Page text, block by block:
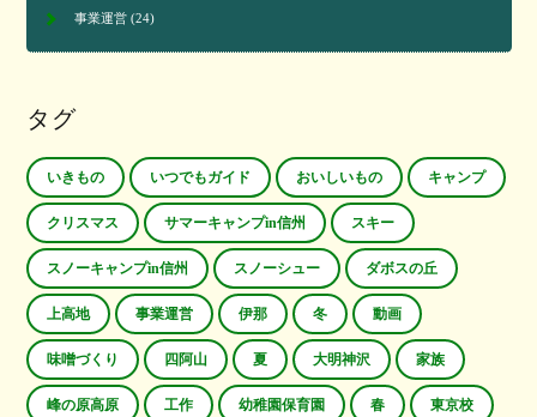
事業運営(24)
タグ
いきもの いつでもガイド おいしいもの キャンプ
クリスマス サマーキャンプin信州 スキー
スノーキャンプin信州 スノーシュー ダボスの丘
上高地 事業運営 伊那 冬 動画
味噌づくり 四阿山 夏 大明神沢 家族
峰の原高原 工作 幼稚園保育園 春 東京校